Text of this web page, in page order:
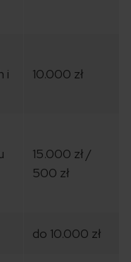
i
10.000 zł
15.000 zł /
500 zł
do 10.000 zł